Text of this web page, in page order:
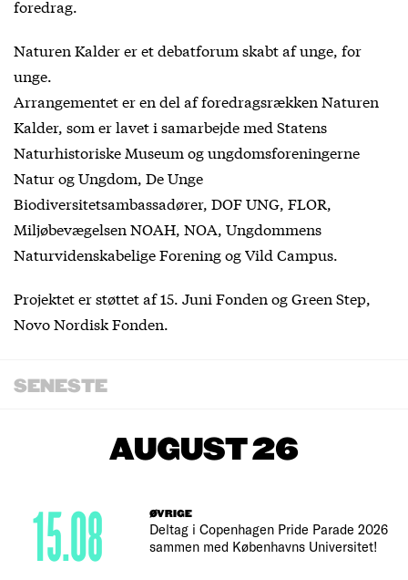
foredrag.
Naturen Kalder er et debatforum skabt af unge, for
unge.
Arrangementet er en del af foredragsrækken Naturen
Kalder, som er lavet i samarbejde med Statens
Naturhistoriske Museum og ungdomsforeningerne
Natur og Ungdom, De Unge
Biodiversitetsambassadører, DOF UNG, FLOR,
Miljøbevægelsen NOAH, NOA, Ungdommens
Naturvidenskabelige Forening og Vild Campus.
Projektet er støttet af 15. Juni Fonden og Green Step,
Novo Nordisk Fonden.
SENESTE
AUGUST 26
ØVRIGE
Deltag i Copenhagen Pride Parade 2026
sammen med Københavns Universitet!
15.08